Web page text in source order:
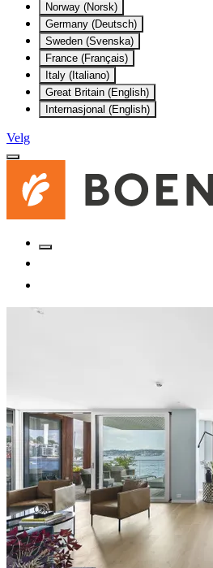
Norway (Norsk)
Germany (Deutsch)
Sweden (Svenska)
France (Français)
Italy (Italiano)
Great Britain (English)
Internasjonal (English)
Velg